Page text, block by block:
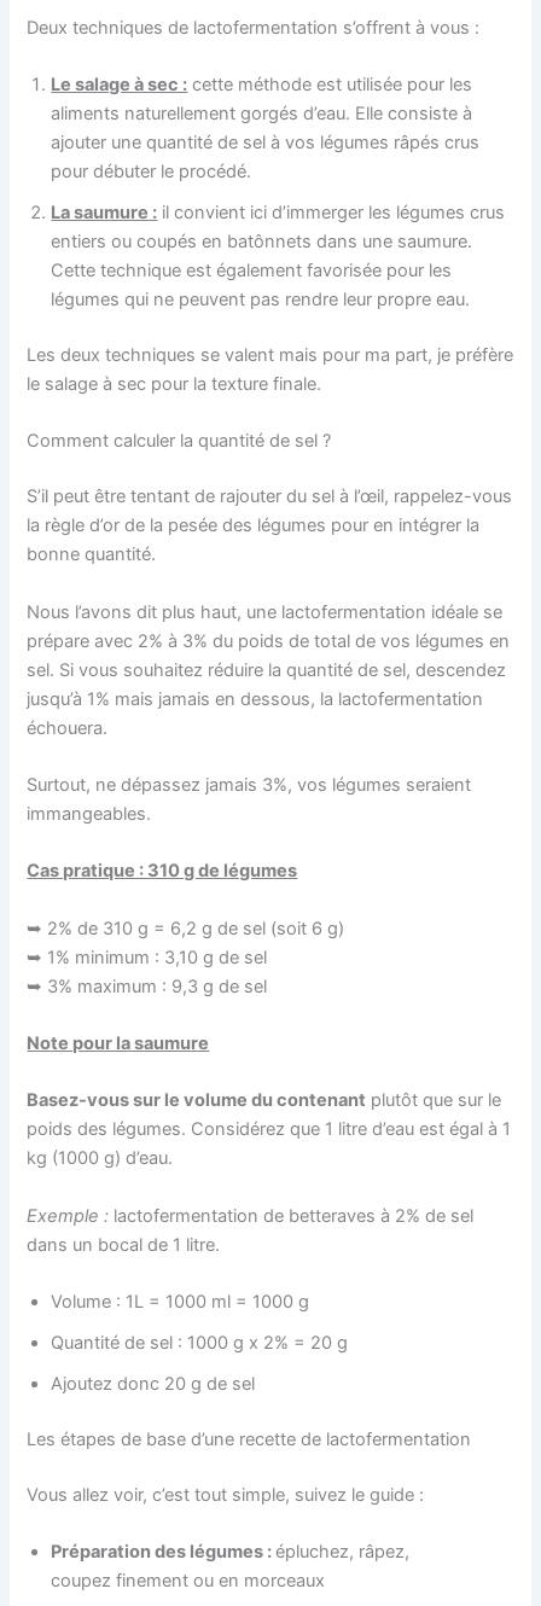
Deux techniques de lactofermentation s’offrent à vous :
Le salage à sec : cette méthode est utilisée pour les
aliments naturellement gorgés d’eau. Elle consiste à
ajouter une quantité de sel à vos légumes râpés crus
pour débuter le procédé.
La saumure : il convient ici d’immerger les légumes crus
entiers ou coupés en batônnets dans une saumure.
Cette technique est également favorisée pour les
légumes qui ne peuvent pas rendre leur propre eau.
Les deux techniques se valent mais pour ma part, je préfère
le salage à sec pour la texture finale.
Comment calculer la quantité de sel ?
S’il peut être tentant de rajouter du sel à l’œil, rappelez-vous
la règle d’or de la pesée des légumes pour en intégrer la
bonne quantité.
Nous l’avons dit plus haut, une lactofermentation idéale se
prépare avec 2% à 3% du poids de total de vos légumes en
sel. Si vous souhaitez réduire la quantité de sel, descendez
jusqu’à 1% mais jamais en dessous, la lactofermentation
échouera.
Surtout, ne dépassez jamais 3%, vos légumes seraient
immangeables.
Cas pratique : 310 g de légumes
➥ 2% de 310 g = 6,2 g de sel (soit 6 g)
➥ 1% minimum : 3,10 g de sel
➥ 3% maximum : 9,3 g de sel
Note pour la saumure
Basez-vous sur le volume du contenant plutôt que sur le
poids des légumes. Considérez que 1 litre d’eau est égal à 1
kg (1000 g) d’eau.
Exemple : lactofermentation de betteraves à 2% de sel
dans un bocal de 1 litre.
Volume : 1L = 1000 ml = 1000 g
Quantité de sel : 1000 g x 2% = 20 g
Ajoutez donc 20 g de sel
Les étapes de base d’une recette de lactofermentation
Vous allez voir, c’est tout simple, suivez le guide :
Préparation des légumes :épluchez, râpez,
coupez finement ou en morceaux